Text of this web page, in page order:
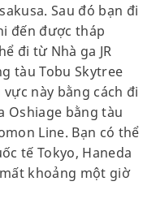
Sau đó bạn đi
đến được tháp
đi từ Nhà ga JR
tàu Tobu Skytree
này bằng cách đi
Oshiage bằng tàu
Line. Bạn có thể
tế Tokyo, Haneda
khoảng một giờ